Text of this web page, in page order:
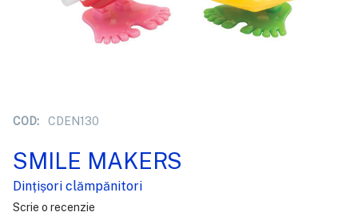
COD: CDEN130
SMILE MAKERS
Dințișori clămpănitori
Scrie o recenzie